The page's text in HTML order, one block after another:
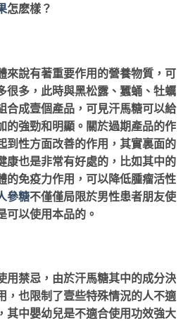
怎麽樣？
來說有著重要作用的營養物質，可
很多，此時與黑松露、蠶蛹、牡蠣
合成壹個產品，可見汗馬糖可以給
的強勁和明顯。關於過期產品的作
到性方面改善的作用，其實裏面的
康也是非常有好處的，比如其中的
的免疫力作用，可以降低腫瘤活性
參糖不僅僅局限於男性患者朋友使
可以使用本品的。
用禁忌，由於汗馬糖其中的成分決
，也限制了壹些特殊情況的人不適
，其中嬰幼兒是不適合使用功效強大